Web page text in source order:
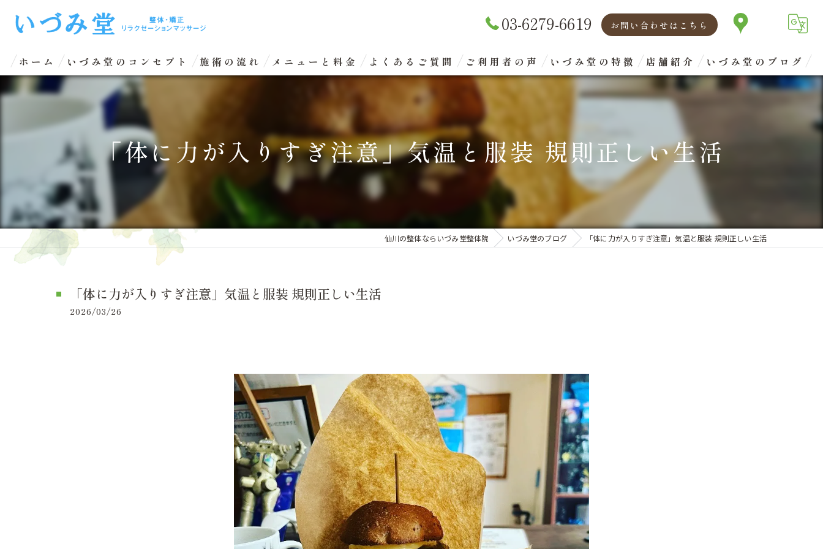
03-6279-6619 お問い合わせはこちら
ホーム いづみ堂のコンセプト 施術の流れ メニューと料金
リラクゼーションマッサージ
整体矯正（骨盤矯正）
眼精疲労改善コース
エクスケアトレーニング
よくあるご質問 ご利用者の声 いづみ堂の特徴
肩こり
眼精疲労
店舗紹介
代表あいさつ
いづみ堂のブログ
「体に力が入りすぎ注意」気温と服装 規則正しい生活
仙川の整体ならいづみ堂整体院 いづみ堂のブログ 「体に力が入りすぎ注意」気温と服装 規則正しい生活
「体に力が入りすぎ注意」気温と服装 規則正しい生活
2026/03/26